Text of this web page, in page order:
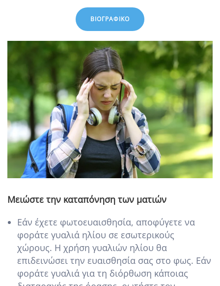
ΒΙΟΓΡΑΦΙΚΌ
Μειώστε την καταπόνηση των ματιών
Εάν έχετε φωτοευαισθησία, αποφύγετε να
φοράτε γυαλιά ηλίου σε εσωτερικούς
χώρους. Η χρήση γυαλιών ηλίου θα
επιδεινώσει την ευαισθησία σας στο φως. Εάν
φοράτε γυαλιά για τη διόρθωση κάποιας